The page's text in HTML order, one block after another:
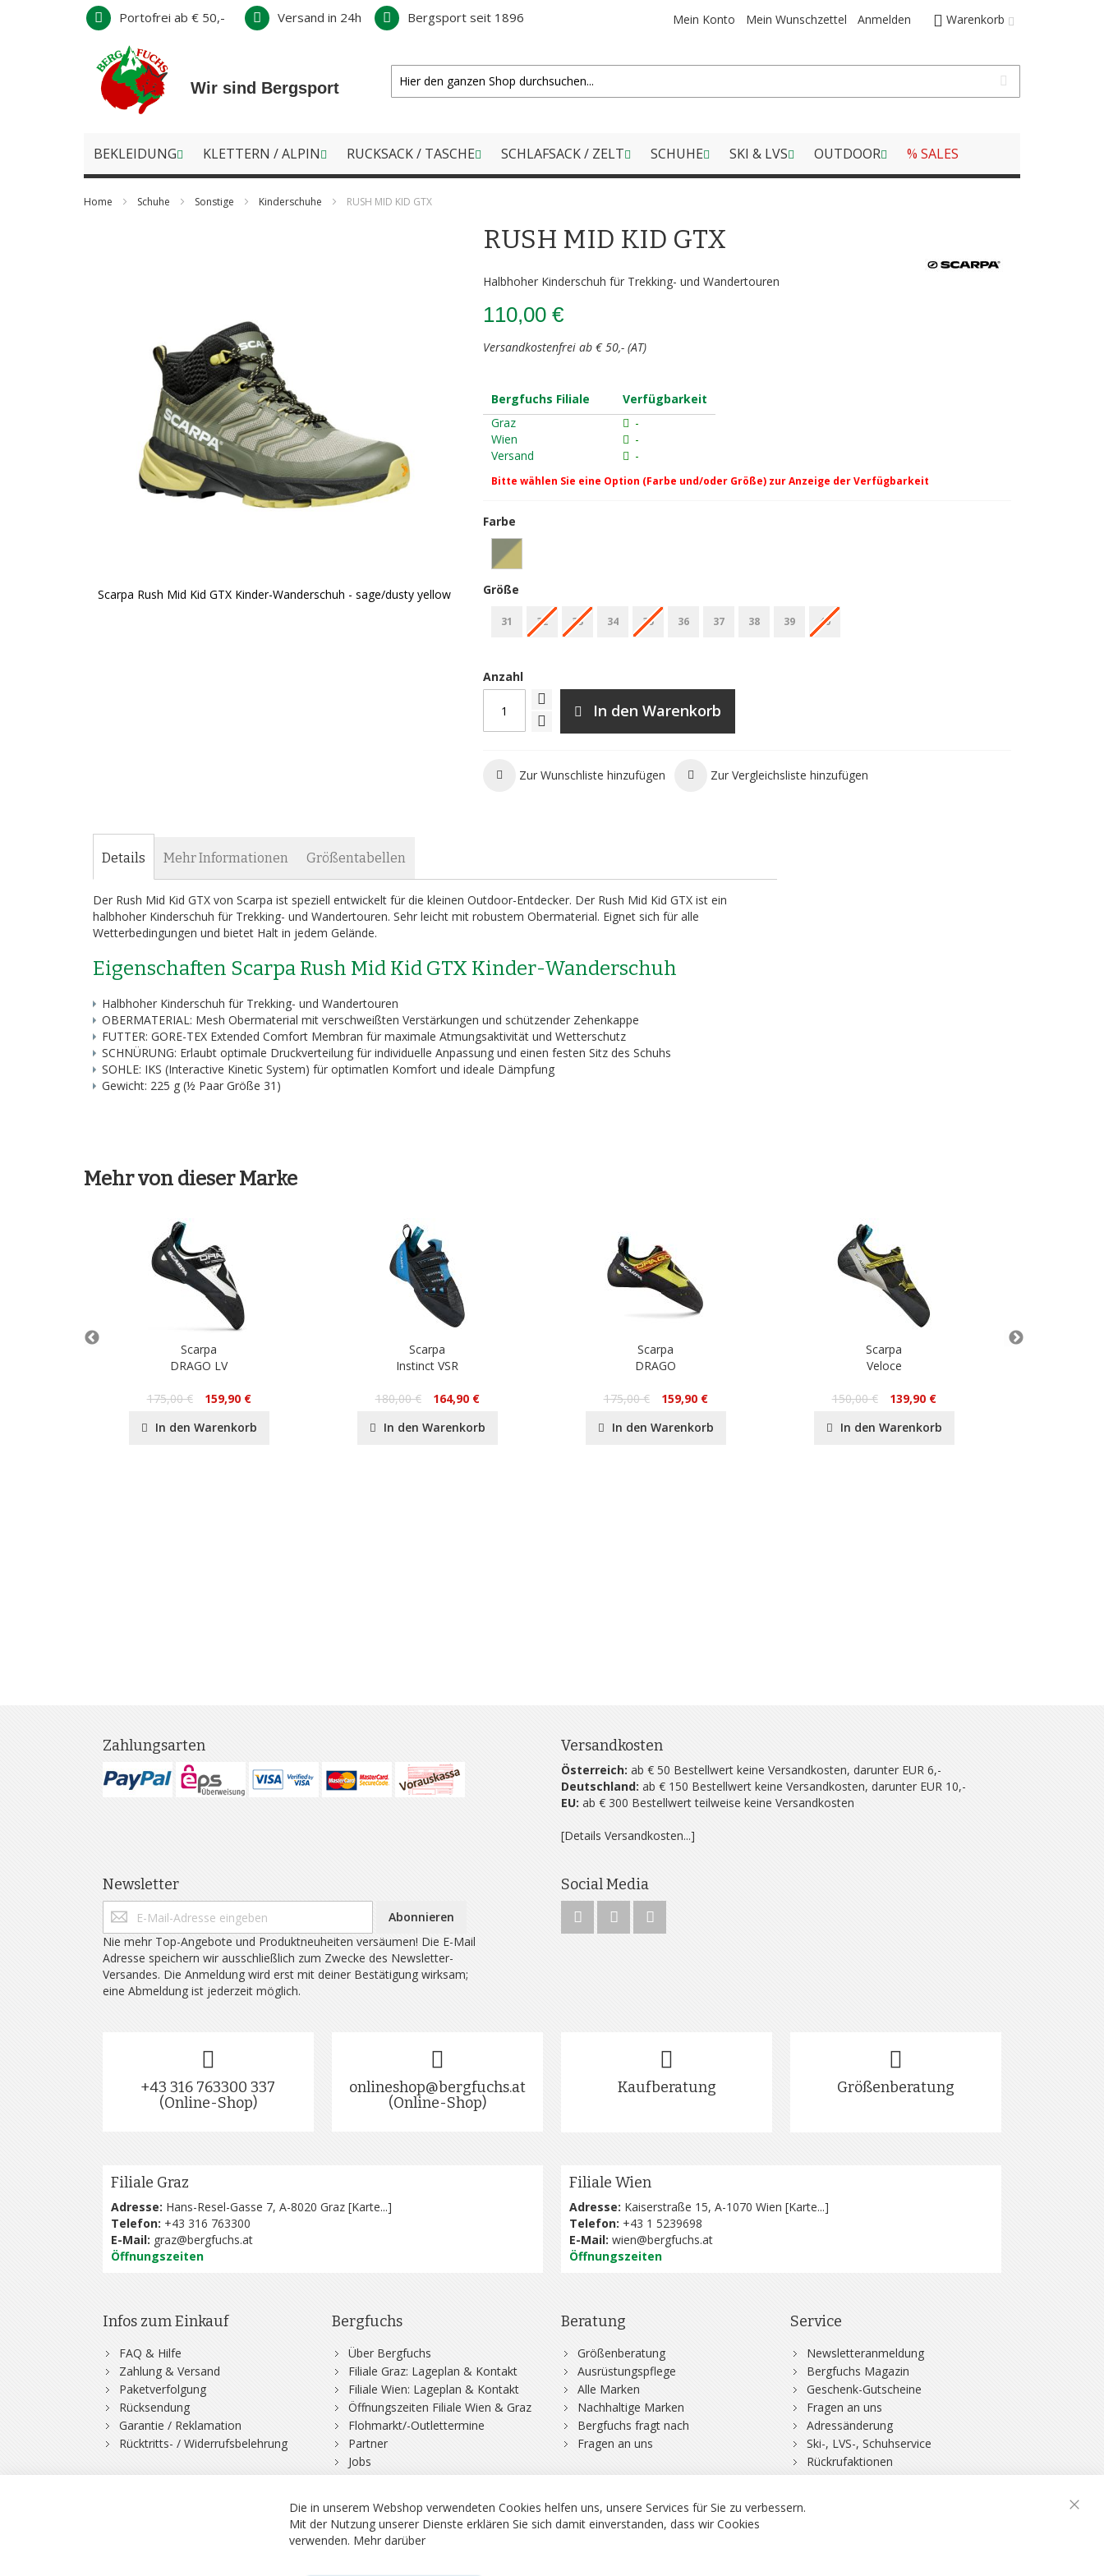
Direkt
Inhalt
Warenkorb
Mein Konto Mein Wunschzettel Anmelden
Portofrei ab € 50,- Versand in 24h Bergsport seit 1896
Wir sind Bergsport
BEKLEIDUNG KLETTERN / ALPIN RUCKSACK / TASCHE SCHLAFSACK / ZELT SCHUHE SKI & LVS OUTDOOR % SALES
Home Schuhe Sonstige Kinderschuhe RUSH MID KID GTX
Scarpa Rush Mid Kid GTX Kinder-Wanderschuh - sage/dusty yellow
RUSH MID KID GTX
Halbhoher Kinderschuh für Trekking- und Wandertouren
110,00 €
Versandkostenfrei ab € 50,- (AT)
Bergfuchs Filiale
Verfügbarkeit
Graz
-
Wien
-
Versand
-
Bitte wählen Sie eine Option (Farbe und/oder Größe) zur Anzeige der Verfügbarkeit
Farbe
Größe
31 32 33 34 35 36 37 38 39 40
Anzahl
In den Warenkorb
Zur Wunschliste hinzufügen Zur Vergleichsliste hinzufügen
Details
Der Rush Mid Kid GTX von Scarpa ist speziell entwickelt für die kleinen Outdoor-Entdecker. Der Rush Mid Kid GTX ist ein
halbhoher Kinderschuh für Trekking- und Wandertouren. Sehr leicht mit robustem Obermaterial. Eignet sich für alle
Wetterbedingungen und bietet Halt in jedem Gelände.
Eigenschaften Scarpa Rush Mid Kid GTX Kinder-Wanderschuh
Halbhoher Kinderschuh für Trekking- und Wandertouren
OBERMATERIAL: Mesh Obermaterial mit verschweißten Verstärkungen und schützender Zehenkappe
FUTTER: GORE-TEX Extended Comfort Membran für maximale Atmungsaktivität und Wetterschutz
SCHNÜRUNG: Erlaubt optimale Druckverteilung für individuelle Anpassung und einen festen Sitz des Schuhs
SOHLE: IKS (Interactive Kinetic System) für optimatlen Komfort und ideale Dämpfung
Gewicht: 225 g (½ Paar Größe 31)
Mehr Informationen Größentabellen
Mehr von dieser Marke
Scarpa
DRAGO LV
175,00 €
159,90 €
In den Warenkorb
Scarpa
Instinct VSR
180,00 €
164,90 €
In den Warenkorb
Scarpa
DRAGO
175,00 €
159,90 €
In den Warenkorb
Scarpa
Veloce
150,00 €
139,90 €
In den Warenkorb
Zahlungsarten Versandkosten
Österreich: ab € 50 Bestellwert keine Versandkosten, darunter EUR 6,-
Deutschland: ab € 150 Bestellwert keine Versandkosten, darunter EUR 10,-
EU: ab € 300 Bestellwert teilweise keine Versandkosten
[Details Versandkosten...]
Newsletter
Abonnieren
Nie mehr Top-Angebote und Produktneuheiten versäumen! Die E-Mail
Adresse speichern wir ausschließlich zum Zwecke des Newsletter-
Versandes. Die Anmeldung wird erst mit deiner Bestätigung wirksam;
eine Abmeldung ist jederzeit möglich.
Social Media
+43 316 763300 337
(Online-Shop)
onlineshop@bergfuchs.at
(Online-Shop)
Kaufberatung Größenberatung
Filiale Graz
Adresse: Hans-Resel-Gasse 7, A-8020 Graz [Karte...]
Telefon: +43 316 763300
E-Mail: graz@bergfuchs.at
Öffnungszeiten
Filiale Wien
Adresse: Kaiserstraße 15, A-1070 Wien [Karte...]
Telefon: +43 1 5239698
E-Mail: wien@bergfuchs.at
Öffnungszeiten
Infos zum Einkauf
FAQ & Hilfe
Zahlung & Versand
Paketverfolgung
Rücksendung
Garantie / Reklamation
Rücktritts- / Widerrufsbelehrung
Bergfuchs
Über Bergfuchs
Filiale Graz: Lageplan & Kontakt
Filiale Wien: Lageplan & Kontakt
Öffnungszeiten Filiale Wien & Graz
Flohmarkt/-Outlettermine
Partner
Jobs
Beratung
Größenberatung
Ausrüstungspflege
Alle Marken
Nachhaltige Marken
Bergfuchs fragt nach
Fragen an uns
Service
Newsletteranmeldung
Bergfuchs Magazin
Geschenk-Gutscheine
Fragen an uns
Adressänderung
Ski-, LVS-, Schuhservice
Rückrufaktionen
DSV-Skiversicherung
Die in unserem Webshop verwendeten Cookies helfen uns, unsere Services für Sie zu verbessern.
Mit der Nutzung unserer Dienste erklären Sie sich damit einverstanden, dass wir Cookies
verwenden. Mehr darüber